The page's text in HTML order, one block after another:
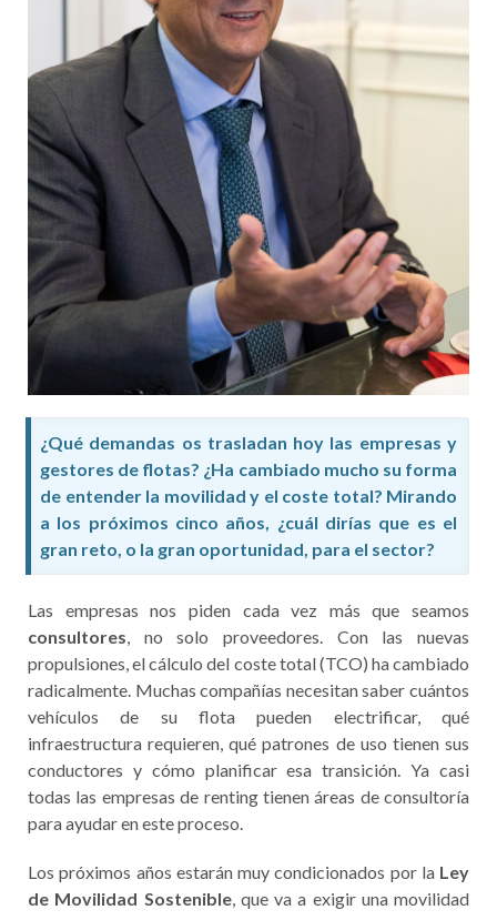
¿Qué demandas os trasladan hoy las empresas y
gestores de flotas? ¿Ha cambiado mucho su forma
de entender la movilidad y el coste total? Mirando
a los próximos cinco años, ¿cuál dirías que es el
gran reto, o la gran oportunidad, para el sector?
Las empresas nos piden cada vez más que seamos
consultores, no solo proveedores. Con las nuevas
propulsiones, el cálculo del coste total (TCO) ha cambiado
radicalmente. Muchas compañías necesitan saber cuántos
vehículos de su flota pueden electrificar, qué
infraestructura requieren, qué patrones de uso tienen sus
conductores y cómo planificar esa transición. Ya casi
todas las empresas de renting tienen áreas de consultoría
para ayudar en este proceso.
Los próximos años estarán muy condicionados por la Ley
de Movilidad Sostenible, que va a exigir una movilidad